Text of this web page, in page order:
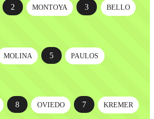
2 MONTOYA 3 BELLO
MOLINA 5 PAULOS
8 OVIEDO 7 KREMER